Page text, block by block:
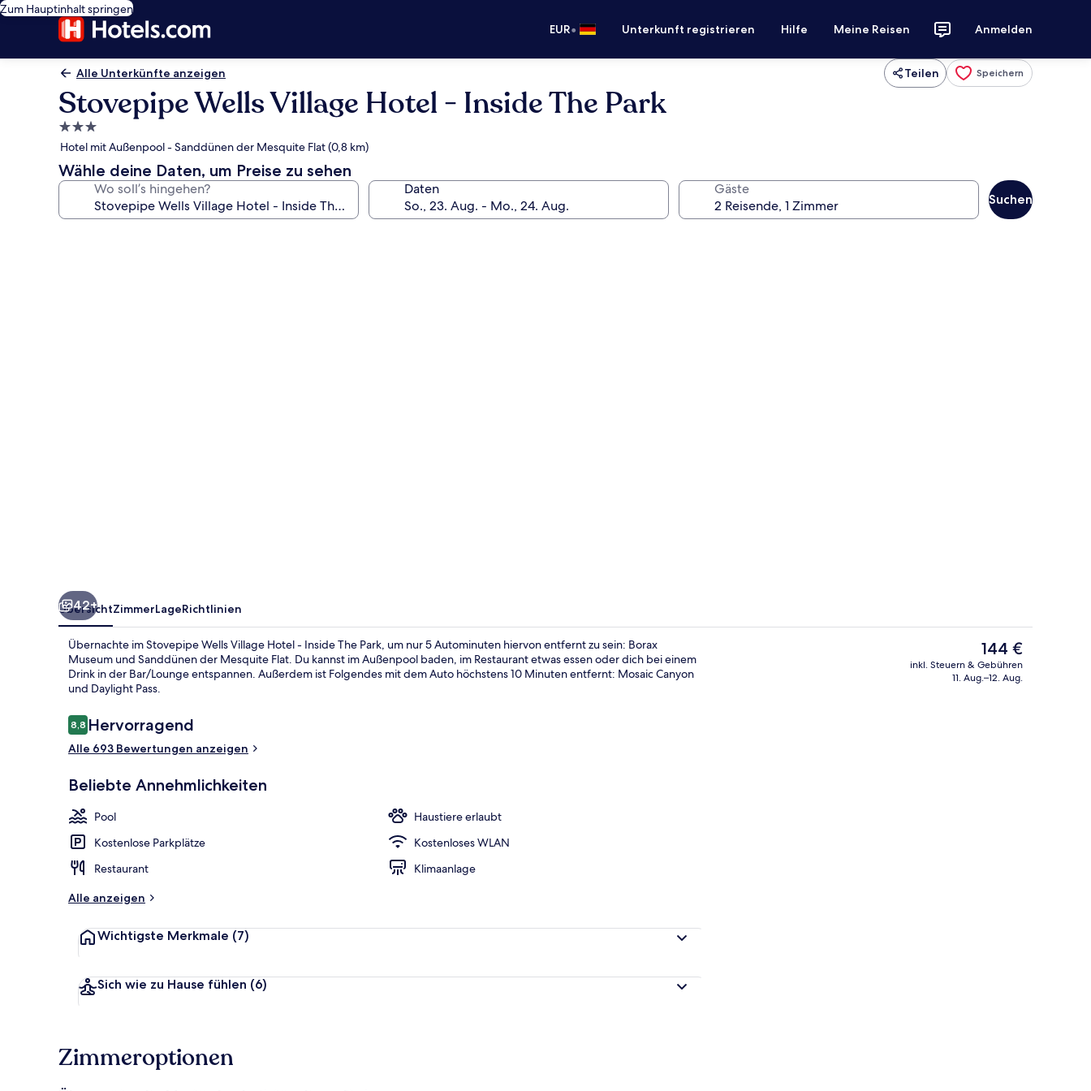
Zum Hauptinhalt springen
EUR• Unterkunft registrieren Hilfe Meine Reisen Anmelden
Alle Unterkünfte anzeigen Teilen Speichern
Stovepipe Wells Village Hotel - Inside The Park
3.0-
Sterne-
Unterkunft
Hotel mit Außenpool - Sanddünen der Mesquite Flat (0,8 km)
Wähle deine Daten, um Preise zu sehen
Wo soll’s hingehen? Daten Gäste
Suchen
42+
ÜbersichtZimmerLageRichtlinien
Übernachte im Stovepipe Wells Village Hotel - Inside The Park, um nur 5 Autominuten hiervon entfernt zu sein: Borax
Museum und Sanddünen der Mesquite Flat. Du kannst im Außenpool baden, im Restaurant etwas essen oder dich bei einem
Drink in der Bar/Lounge entspannen. Außerdem ist Folgendes mit dem Auto höchstens 10 Minuten entfernt: Mosaic Canyon
und Daylight Pass.
Bewertungen
8,88,8 von 10.
Hervorragend
Alle 693 Bewertungen anzeigen
Beliebte Annehmlichkeiten
Pool
Haustiere erlaubt
Kostenlose Parkplätze
Kostenloses WLAN
Restaurant
Klimaanlage
Alle anzeigen
Wichtigste Merkmale (7)
Sich wie zu Hause fühlen (6)
Der
aktuelle
Preis
144 €
inkl. Steuern & Gebühren
11. Aug.–12. Aug.
Zimmeroptionen